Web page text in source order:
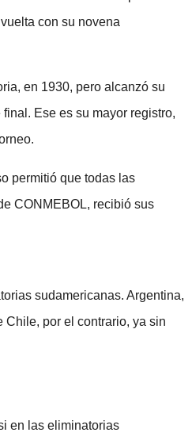
con su novena
en 1930, pero alcanzó su
Ese es su mayor registro,
permitió que todas las
CONMEBOL, recibió sus
sudamericanas. Argentina,
Chile, por el contrario, ya sin
en las eliminatorias